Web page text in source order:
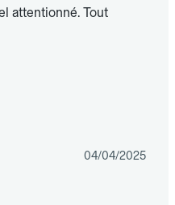
attentionné. Tout
04/04/2025